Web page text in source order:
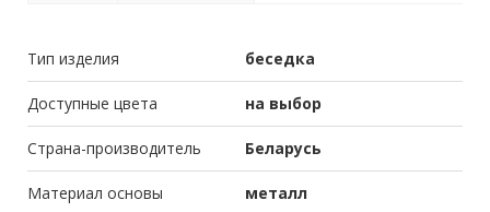
Тип изделия беседка
Доступные цвета на выбор
Страна-производитель Беларусь
Материал основы металл